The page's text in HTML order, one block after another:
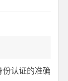
份认证的准确